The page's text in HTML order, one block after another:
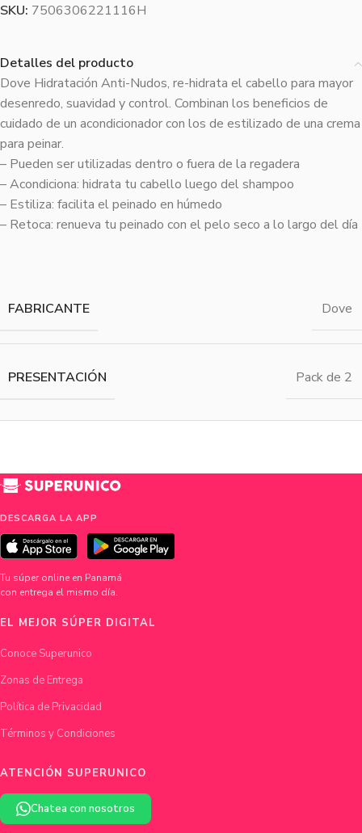
SKU: 7506306221116H
Detalles del producto
Dove Hidratación Anti-Nudos, re-hidrata el cabello para mayor
desenredo, suavidad y control. Combinan los beneficios de
cuidado de un acondicionador con los de estilizado de una crema
para peinar.
– Pueden ser utilizadas dentro o fuera de la regadera
– Acondiciona: hidrata tu cabello luego del shampoo
– Estiliza: facilita el peinado en húmedo
– Retoca: renueva tu peinado con el pelo seco a lo largo del día
FABRICANTE Dove
PRESENTACIÓN Pack de 2
DESCARGA LA APP
Tu súper online en Panamá
con entrega el mismo día.
EL MEJOR SÚPER DIGITAL
Conoce Superunico
Zonas de Entrega
Política de Privacidad
Términos y Condiciones
ATENCIÓN SUPERUNICO
Chatea con nosotros